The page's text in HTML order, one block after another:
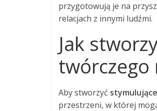
przygotowują je na
relacjach z innymi ludźmi.
Jak
twórczego
Aby stworzyć
przestrzeni, w której